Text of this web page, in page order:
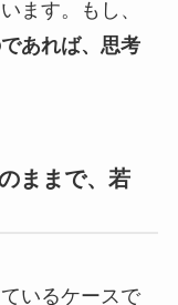
ます。もし、
あれば、思考
ままで、若
いるケースで